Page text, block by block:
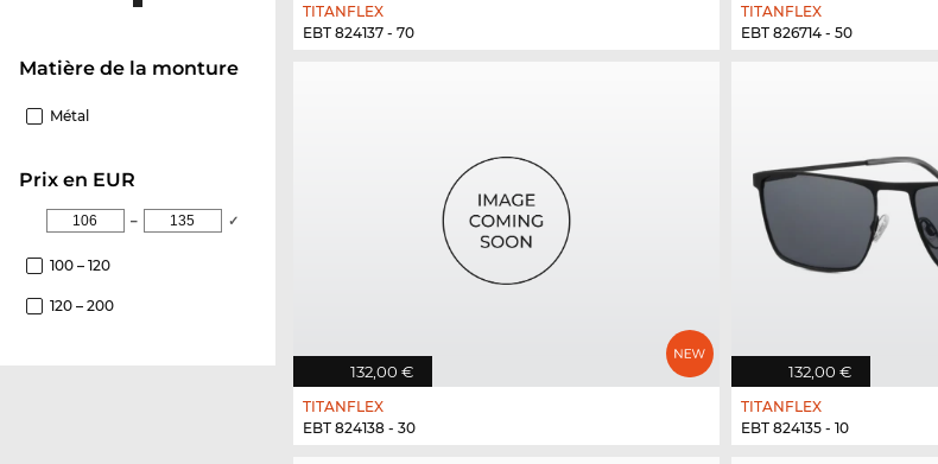
Matière de la monture
Métal
Prix en EUR
– ✓
100 – 120
120 – 200
TITANFLEX
EBT 824137 - 70
TITANFLEX
EBT 826714 - 50
132,00 €
TITANFLEX
EBT 824138 - 30
132,00 €
TITANFLEX
EBT 824135 - 10